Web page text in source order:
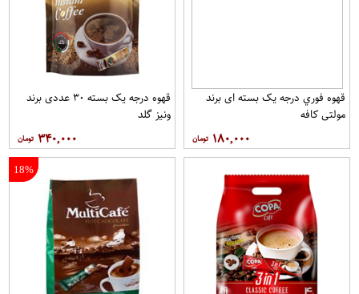
قهوه فوري درجه یک بسته ای برند
مولتي کافه
۱۸۰,۰۰۰
قهوه درجه یک بسته ۳۰ عددی برند
ونيز گلد
۳۴۰,۰۰۰
18%